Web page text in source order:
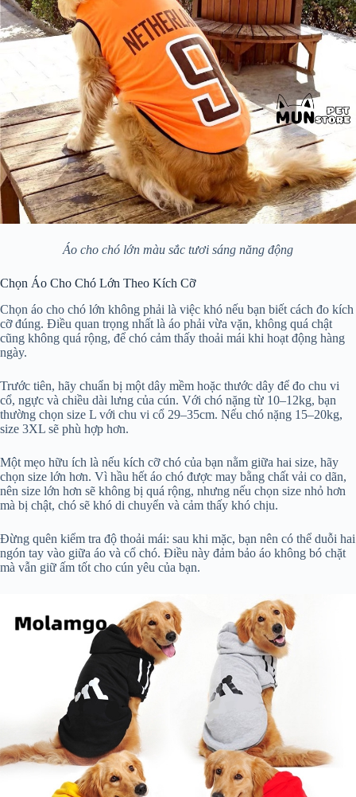
Áo cho chó lớn màu sắc tươi sáng năng động
Chọn Áo Cho Chó Lớn Theo Kích Cỡ
Chọn áo cho chó lớn không phải là việc khó nếu bạn biết cách đo kích
cỡ đúng. Điều quan trọng nhất là áo phải vừa vặn, không quá chật
cũng không quá rộng, để chó cảm thấy thoải mái khi hoạt động hàng
ngày.
Trước tiên, hãy chuẩn bị một dây mềm hoặc thước dây để đo chu vi
cổ, ngực và chiều dài lưng của cún. Với chó nặng từ 10–12kg, bạn
thường chọn size L với chu vi cổ 29–35cm. Nếu chó nặng 15–20kg,
size 3XL sẽ phù hợp hơn.
Một mẹo hữu ích là nếu kích cỡ chó của bạn nằm giữa hai size, hãy
chọn size lớn hơn. Vì hầu hết áo chó được may bằng chất vải co dãn,
nên size lớn hơn sẽ không bị quá rộng, nhưng nếu chọn size nhỏ hơn
mà bị chật, chó sẽ khó di chuyển và cảm thấy khó chịu.
Đừng quên kiểm tra độ thoải mái: sau khi mặc, bạn nên có thể duỗi hai
ngón tay vào giữa áo và cổ chó. Điều này đảm bảo áo không bó chặt
mà vẫn giữ ấm tốt cho cún yêu của bạn.